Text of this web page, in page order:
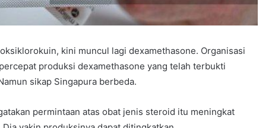
kini muncul lagi dexamethasone. Organisasi
produksi dexamethasone yang telah terbukti
sikap Singapura berbeda.
permintaan atas obat jenis steroid itu meningkat